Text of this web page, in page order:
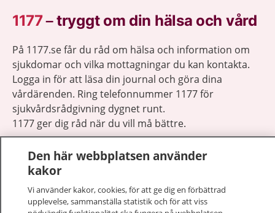
1177–tryggt om din hälsa och vård
På 1177.se får du råd om hälsa och information om
sjukdomar och vilka mottagningar du kan kontakta.
Logga in för att läsa din journal och göra dina
vårdärenden. Ring telefonnummer 1177 för
sjukvårdsrådgivning dygnet runt.
1177 ger dig råd när du vill må bättre.
1177 på flera språk
Den här webbplatsen använder
kakor
Vi använder kakor, cookies, för att ge dig en förbättrad
upplevelse, sammanställa statistik och för att viss